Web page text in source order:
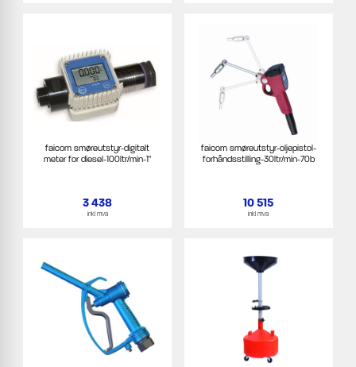
faicom smøreutstyr-digitalt
meter for diesel-100ltr/min-1"
3 438
inkl mva
faicom smøreutstyr-oljepistol-
forhåndsstilling-30ltr/min-70b
10 515
inkl mva